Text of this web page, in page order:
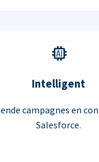
Intelligent
campagnes en
Salesforce.